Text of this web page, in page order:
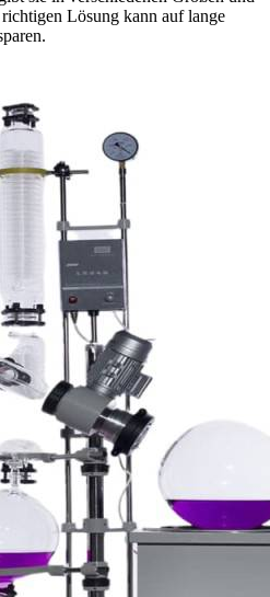
Lösung kann auf lange